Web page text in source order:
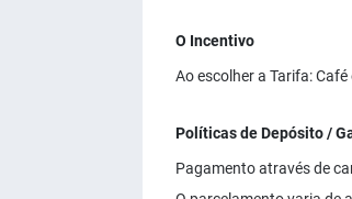
O Incentivo
Ao escolher a Tarifa:
Políticas de Depósito /
Pagamento através de